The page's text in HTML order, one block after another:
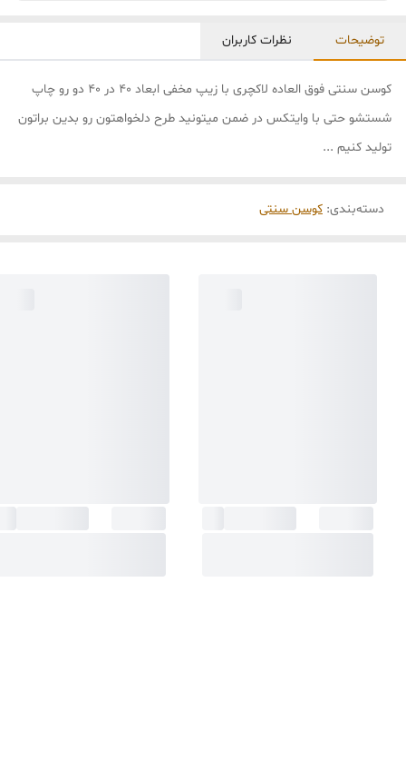
توضیحات نظرات کاربران
کوسن سنتی فوق العاده لاکچری با زیپ مخفی ابعاد 40 در 40 دو رو چاپ
شستشو حتی با وایتکس در ضمن میتونید طرح دلخواهتون رو بدین براتون
تولید کنیم ...
دسته‌بندی: کوسن سنتی